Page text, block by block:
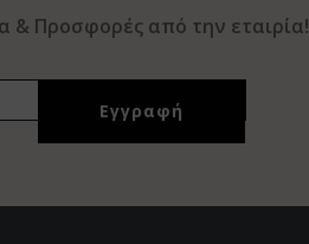
& Προσφορές από την εταιρία!